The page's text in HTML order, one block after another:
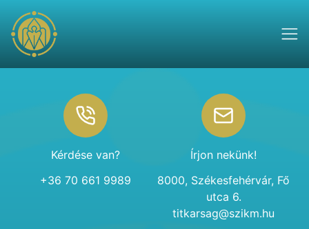
Kérdése van?
+36 70 661 9989
Írjon nekünk!
8000, Székesfehérvár, Fő
utca 6.
titkarsag@szikm.hu